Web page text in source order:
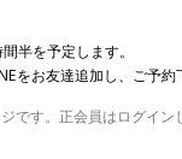
半を予定します。
をお友達追加し、ご予約
です。正会員はログイン